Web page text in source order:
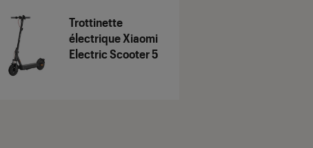
Trottinette
électrique Xiaomi
Electric Scooter 5